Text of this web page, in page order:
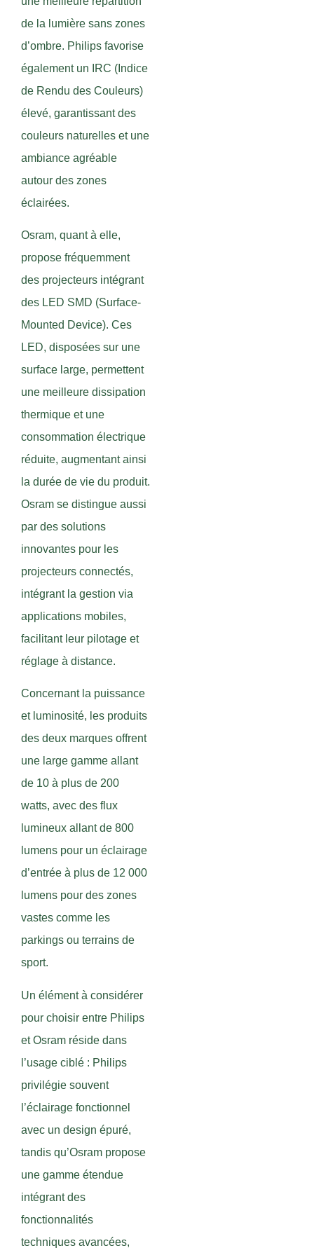
de la lumière sans zones
d’ombre. Philips favorise
également un IRC (Indice
de Rendu des Couleurs)
élevé, garantissant des
couleurs naturelles et une
ambiance agréable
autour des zones
éclairées.
Osram, quant à elle,
propose fréquemment
des projecteurs intégrant
des LED SMD (Surface-
Mounted Device). Ces
LED, disposées sur une
surface large, permettent
une meilleure dissipation
thermique et une
consommation électrique
réduite, augmentant ainsi
la durée de vie du produit.
Osram se distingue aussi
par des solutions
innovantes pour les
projecteurs connectés,
intégrant la gestion via
applications mobiles,
facilitant leur pilotage et
réglage à distance.
Concernant la puissance
et luminosité, les produits
des deux marques offrent
une large gamme allant
de 10 à plus de 200
watts, avec des flux
lumineux allant de 800
lumens pour un éclairage
d’entrée à plus de 12 000
lumens pour des zones
vastes comme les
parkings ou terrains de
sport.
Un élément à considérer
pour choisir entre Philips
et Osram réside dans
l’usage ciblé : Philips
privilégie souvent
l’éclairage fonctionnel
avec un design épuré,
tandis qu’Osram propose
une gamme étendue
intégrant des
fonctionnalités
techniques avancées,